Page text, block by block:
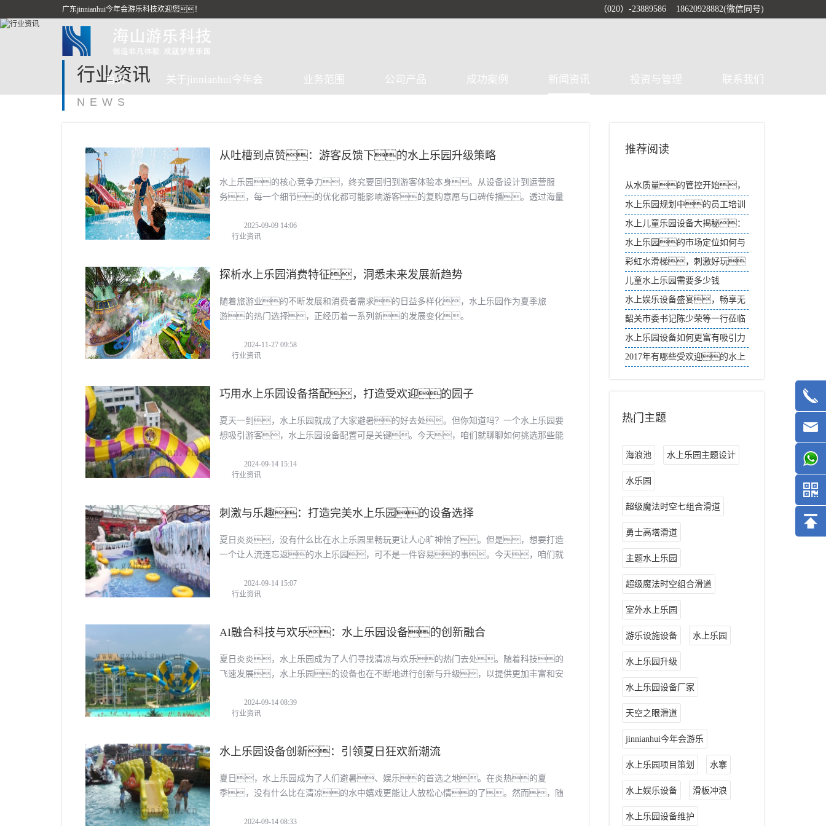
广东jinnianhui今年会游乐科技欢迎您！ （020）-23889586 18620928882(微信同号)
首页 关于jinnianhui今年会 业务范围 公司产品 成功案例 新闻资讯 投资与管理 联系我们
行业资讯
NEWS
从吐槽到点赞：游客反馈下的水上乐园升级策略
水上乐园的核心竞争力，终究要回归到游客体验本身。从设备设计到运营服
务，每一个细节的优化都可能影响游客的复购意愿与口碑传播。透过海量
2025-09-09 14:06
行业资讯
探析水上乐园消费特征，洞悉未来发展新趋势
随着旅游业的不断发展和消费者需求的日益多样化，水上乐园作为夏季旅
游的热门选择，正经历着一系列新的发展变化。
2024-11-27 09:58
行业资讯
巧用水上乐园设备搭配，打造受欢迎的园子
夏天一到，水上乐园就成了大家避暑的好去处。但你知道吗？一个水上乐园要
想吸引游客，水上乐园设备配置可是关键。今天，咱们就聊聊如何挑选那些能
2024-09-14 15:14
行业资讯
刺激与乐趣：打造完美水上乐园的设备选择
夏日炎炎，没有什么比在水上乐园里畅玩更让人心旷神怡了。但是，想要打造
一个让人流连忘返的水上乐园，可不是一件容易的事。今天，咱们就
2024-09-14 15:07
行业资讯
AI融合科技与欢乐：水上乐园设备的创新融合
夏日炎炎，水上乐园成为了人们寻找清凉与欢乐的热门去处。随着科技的
飞速发展，水上乐园的设备也在不断地进行创新与升级，以提供更加丰富和安
2024-09-14 08:39
行业资讯
水上乐园设备创新：引领夏日狂欢新潮流
夏日，水上乐园成为了人们避暑、娱乐的首选之地。在炎热的夏
季，没有什么比在清凉的水中嬉戏更能让人放松心情的了。然而，随
们的需求。因此，水上
2024-09-14 08:33
推荐阅读
从水质量的管控开始，
打造高质量的水上乐园
水上乐园规划中的员工培训
计划如何提高服务质量？
水上儿童乐园设备大揭秘：
欢乐无限畅玩一夏
水上乐园的市场定位如何与
竞争对手区分开？
彩虹水滑梯，刺激好玩
的水上乐园体验
儿童水上乐园需要多少钱
水上娱乐设备盛宴，畅享无
尽欢乐时光
韶关市委书记陈少荣等一行莅临
jinnianhui今年会游乐生产基地实
地调研
水上乐园设备如何更富有吸引力
2017年有哪些受欢迎的水上
热门主题
海浪池 水上乐园主题设计
水乐园
超级魔法时空七组合滑道
勇士高塔滑道
主题水上乐园
超级魔法时空组合滑道
室外水上乐园
游乐设施设备 水上乐园
水上乐园升级
水上乐园设备厂家
天空之眼滑道
jinnianhui今年会游乐
水上乐园项目策划 水寨
水上娱乐设备 滑板冲浪
水上乐园设备维护